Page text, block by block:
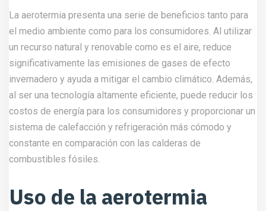
La aerotermia presenta una serie de beneficios tanto para
el medio ambiente como para los consumidores. Al utilizar
un recurso natural y renovable como es el aire, reduce
significativamente las emisiones de gases de efecto
invernadero y ayuda a mitigar el cambio climático. Además,
al ser una tecnología altamente eficiente, puede reducir los
costos de energía para los consumidores y proporcionar un
sistema de calefacción y refrigeración más cómodo y
constante en comparación con las calderas de
combustibles fósiles.
Uso de la aerotermia